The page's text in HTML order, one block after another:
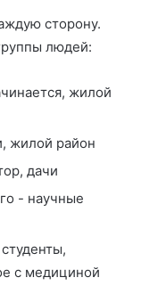
сторону.
людей:
жилой
жилой район
дачи
- научные
с медициной